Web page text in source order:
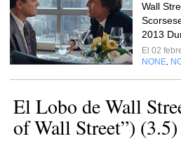
Wall
2013
El 02
NONE
El Lobo de Wall
of Wall Street”) (3.5)